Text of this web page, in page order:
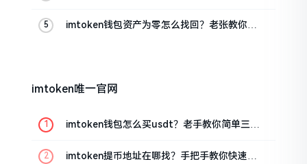
imtoken钱包资产为零怎么找回？老张教你几
imtoken唯一官网
imtoken钱包怎么买usdt？老手教你简单三步
imtoken提币地址在哪找？手把手教你快速查